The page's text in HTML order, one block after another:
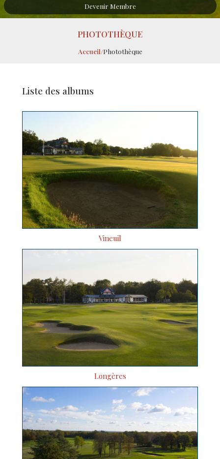
Devenir Membre
PHOTOTHÈQUE
Accueil/Photothèque
Liste des albums
Vineuil
Longères